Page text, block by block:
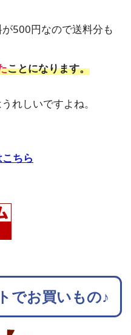
500円なので送料分も
ことになります。
れしいですよね。
ちら
でお買いもの♪